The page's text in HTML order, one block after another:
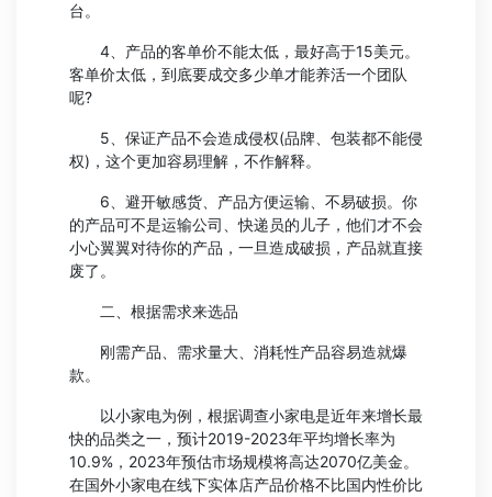
台。
4、产品的客单价不能太低，最好高于15美元。
客单价太低，到底要成交多少单才能养活一个团队
呢?
5、保证产品不会造成侵权(品牌、包装都不能侵
权)，这个更加容易理解，不作解释。
6、避开敏感货、产品方便运输、不易破损。你
的产品可不是运输公司、快递员的儿子，他们才不会
小心翼翼对待你的产品，一旦造成破损，产品就直接
废了。
二、根据需求来选品
刚需产品、需求量大、消耗性产品容易造就爆
款。
以小家电为例，根据调查小家电是近年来增长最
快的品类之一，预计2019-2023年平均增长率为
10.9%，2023年预估市场规模将高达2070亿美金。
在国外小家电在线下实体店产品价格不比国内性价比